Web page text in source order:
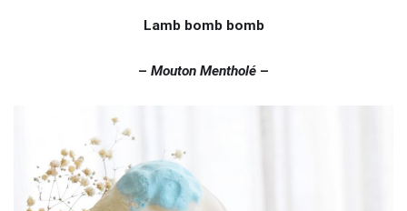
Lamb bomb bomb
– Mouton Mentholé –